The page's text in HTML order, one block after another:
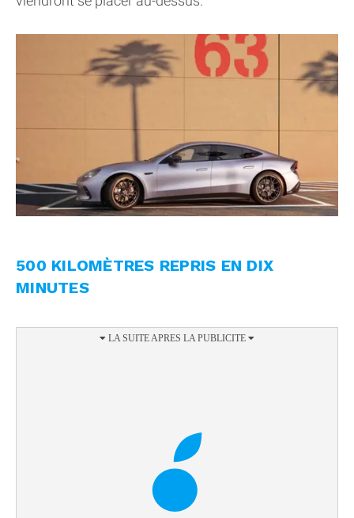
500 KILOMÈTRES REPRIS EN DIX
MINUTES